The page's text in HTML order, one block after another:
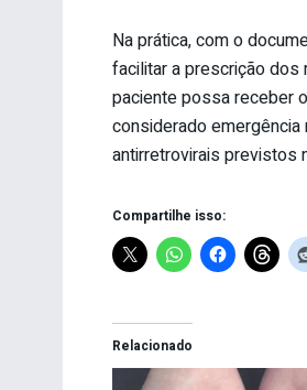
Na prática, com o
facilitar a prescrição
paciente possa receber
considerado
antirretrovirais previstos
Compartilhe isso:
Relacionado